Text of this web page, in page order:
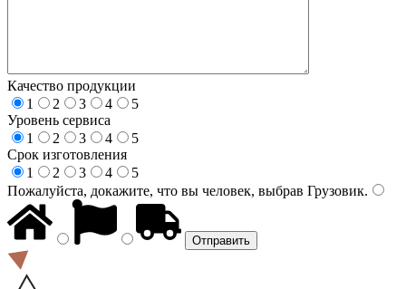
Качество продукции
1
2 3 4
5
Уровень сервиса
1
2 3 4
5
Срок изготовления
1
2 3 4
5
Пожалуйста, докажите, что вы человек, выбрав Грузовик.